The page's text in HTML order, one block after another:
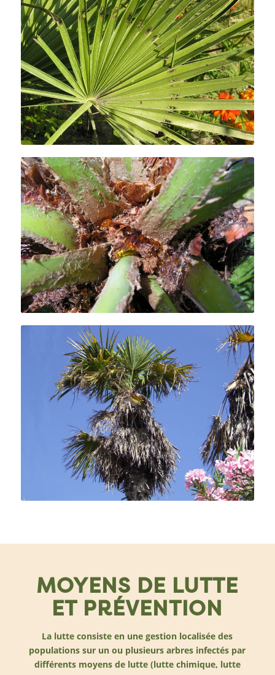
Perforations foliaires.
Exsudats gommeux observables en
été.
Dessèchement et dépérissement du
MOYENS DE LUTTE
ET PRÉVENTION
La lutte consiste en une gestion localisée des
populations sur un ou plusieurs arbres infectés par
différents moyens de lutte (lutte chimique, lutte